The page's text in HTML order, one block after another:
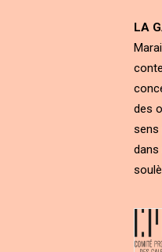
LA
des
sens
dans